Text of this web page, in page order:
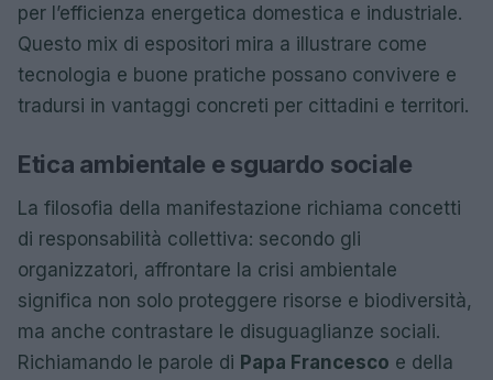
per l’efficienza energetica domestica e industriale.
Questo mix di espositori mira a illustrare come
tecnologia e buone pratiche possano convivere e
tradursi in vantaggi concreti per cittadini e territori.
Etica ambientale e sguardo sociale
La filosofia della manifestazione richiama concetti
di responsabilità collettiva: secondo gli
organizzatori, affrontare la crisi ambientale
significa non solo proteggere risorse e biodiversità,
ma anche contrastare le disuguaglianze sociali.
Richiamando le parole di Papa Francesco e della